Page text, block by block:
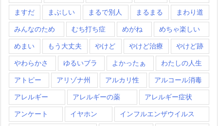
ますだ まぶしい まるで別人 まるまる まわり道
みんなのため むち打ち症 めがね めちゃ楽しい
めまい もう大丈夫 やけど やけど治療 やけど跡
やわらかさ ゆるいブラ よかったぁ わたしの人生
アトピー アリゾナ州 アルカリ性 アルコール消毒
アレルギー アレルギーの薬 アレルギー症状
アンケート イヤホン インフルエンザウイルス